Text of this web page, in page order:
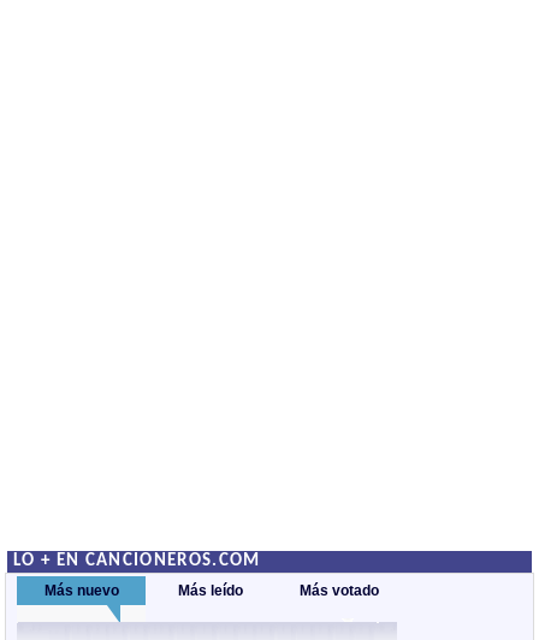
LO + EN CANCIONEROS.COM
Más nuevo Más leído Más votado